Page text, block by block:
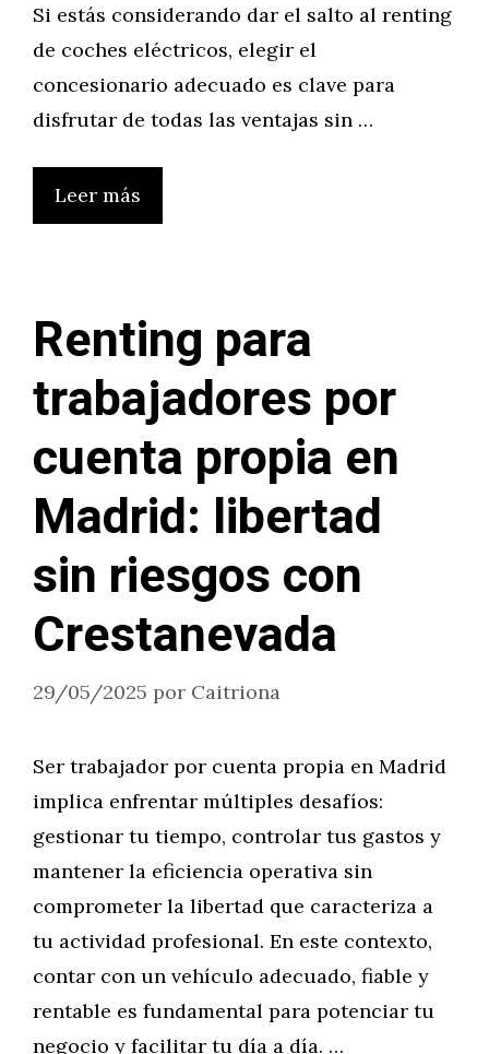
Si estás considerando dar el salto al renting
de coches eléctricos, elegir el
concesionario adecuado es clave para
disfrutar de todas las ventajas sin …
Leer más
Renting para
trabajadores por
cuenta propia en
Madrid: libertad
sin riesgos con
Crestanevada
29/05/2025 por Caitriona
Ser trabajador por cuenta propia en Madrid
implica enfrentar múltiples desafíos:
gestionar tu tiempo, controlar tus gastos y
mantener la eficiencia operativa sin
comprometer la libertad que caracteriza a
tu actividad profesional. En este contexto,
contar con un vehículo adecuado, fiable y
rentable es fundamental para potenciar tu
negocio y facilitar tu día a día. …